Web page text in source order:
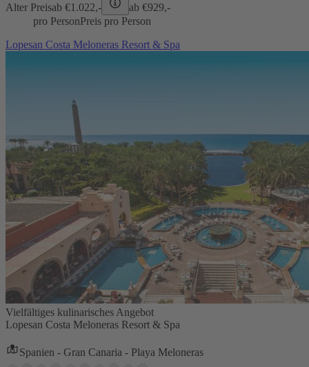
Alter Preisab €1.022,- ab €929,-
pro PersonPreis pro Person
Lopesan Costa Meloneras Resort & Spa
Vielfältiges kulinarisches Angebot
Lopesan Costa Meloneras Resort & Spa
Spanien - Gran Canaria - Playa Meloneras